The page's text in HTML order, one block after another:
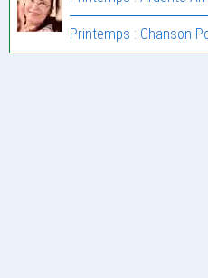
Printemps : Chanson